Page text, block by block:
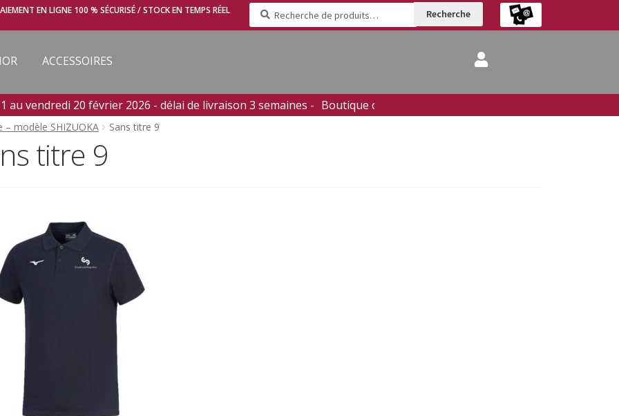
EN LIGNE 100 % SÉCURISÉ / STOCK EN TEMPS RÉEL
Recherche
pour :
Recherche
ACCESSOIRES
vendredi 20 février 2026 - délai de livraison 3 semaines -
modèle SHIZUOKA Sans titre 9
titre 9